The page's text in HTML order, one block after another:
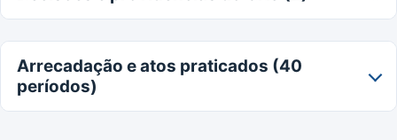
Arrecadação e atos praticados (40
períodos)